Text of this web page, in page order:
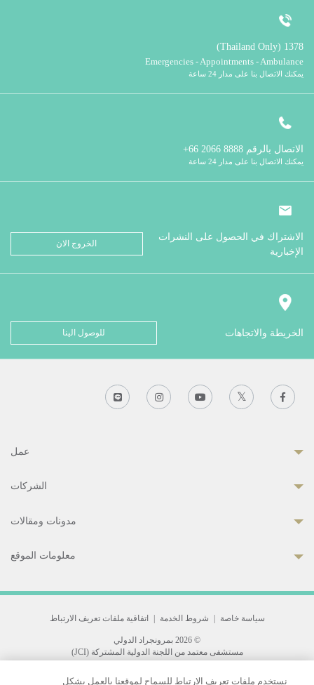
1378 (Thailand Only)
Emergencies - Appointments - Ambulance
يمكنك الاتصال بنا على مدار 24 ساعة
الاتصال بالرقم
يمكنك الاتصال بنا على مدار 24 ساعة
الاشتراك في الحصول على النشرات
الإخبارية
الخروج الان
الخريطة والاتجاهات للوصول الينا
عمل
الشركات
مدونات ومقالات
معلومات الموقع
سياسة خاصة شروط الخدمة اتفاقية ملفات تعريف الارتباط
© 2026 بمرونجراد الدولي
مستشفى معتمد من اللجنة الدولية المشتركة (JCI)
33 Sukhumvit 3, Wattana, Bangkok 10110 Thailand.
نستخدم ملفات تعريف الارتباط للسماح لموقعنا بالعمل بشكل